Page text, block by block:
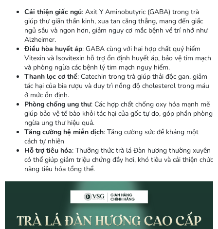
Cải thiện giấc ngủ: Axit Y Aminobutyric (GABA) trong trà
giúp thư giãn thần kinh, xua tan căng thẳng, mang đến giấc
ngủ sâu và ngon hơn, giảm nguy cơ mắc bệnh về trí nhớ như
Alzheimer.
Điều hòa huyết áp: GABA cùng với hai hợp chất quý hiếm
Vitexin và Isovitexin hỗ trợ ổn định huyết áp, bảo vệ tim mạch
và phòng ngừa các bệnh lý tim mạch nguy hiểm.
Thanh lọc cơ thể: Catechin trong trà giúp thải độc gan, giảm
tác hại của bia rượu và duy trì nồng độ cholesterol trong máu
ở mức ổn định.
Phòng chống ung thư: Các hợp chất chống oxy hóa mạnh mẽ
giúp bảo vệ tế bào khỏi tác hại của gốc tự do, góp phần phòng
ngừa ung thư hiệu quả.
Tăng cường hệ miễn dịch: Tăng cường sức đề kháng một
cách tự nhiên
Hỗ trợ tiêu hóa: Thưởng thức trà lá Đàn hương thường xuyên
có thể giúp giảm triệu chứng đầy hơi, khó tiêu và cải thiện chức
năng tiêu hóa tổng thể.